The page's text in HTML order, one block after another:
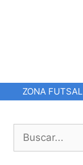
ZONA FUTSAL
Buscar: